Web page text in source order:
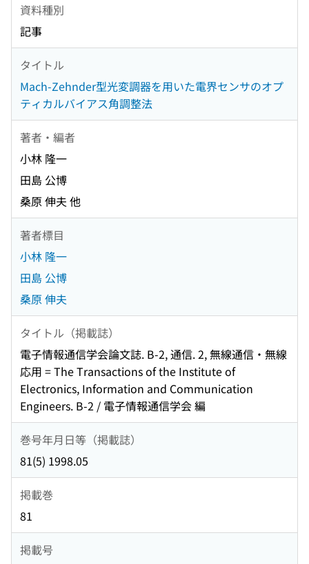
資料種別
記事
タイトル
Mach-Zehnder型光変調器を用いた電界センサのオプ
ティカルバイアス角調整法
著者・編者
小林 隆一
田島 公博
桑原 伸夫 他
著者標目
小林 隆一
田島 公博
桑原 伸夫
タイトル（掲載誌）
電子情報通信学会論文誌. B-2, 通信. 2, 無線通信・無線
応用 = The Transactions of the Institute of
Electronics, Information and Communication
Engineers. B-2 / 電子情報通信学会 編
巻号年月日等（掲載誌）
81(5) 1998.05
掲載巻
81
掲載号